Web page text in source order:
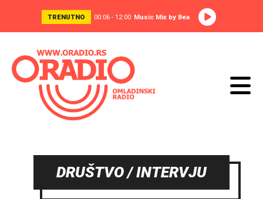
TRENUTNO 00:06 - 12:00 Music Mix by Bea
DRUŠTVO / INTERVJU